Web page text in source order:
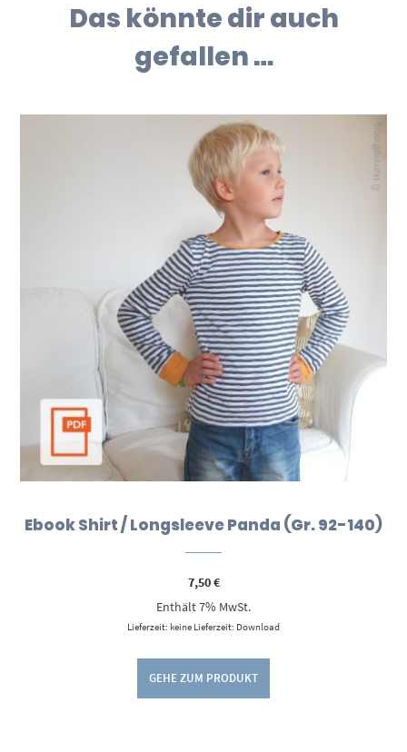
Das könnte dir auch
gefallen …
Ebook Shirt / Longsleeve Panda (Gr. 92-140)
7,50€
Enthält 7% MwSt.
Lieferzeit: keine Lieferzeit: Download
GEHE ZUM PRODUKT